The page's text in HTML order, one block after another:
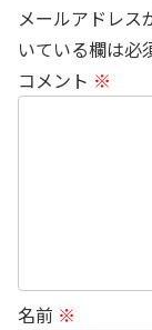
メールアドレス
いている欄は必
コメント ※
名前 ※